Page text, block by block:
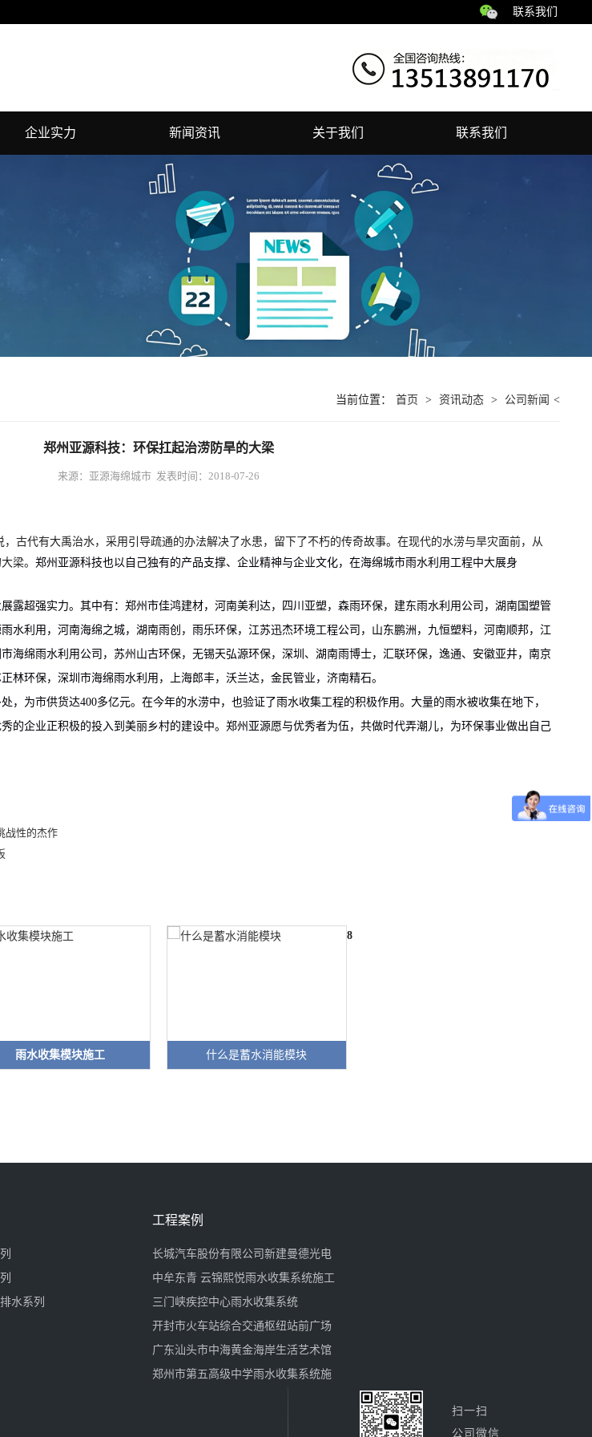
联系我们
企业实力 新闻资讯 关于我们 联系我们
当前位置： 首页 > 资讯动态 > 公司新闻 <
郑州亚源科技：环保扛起治涝防旱的大梁
来源：亚源海绵城市 发表时间：2018-07-26
有大禹治水，采用引导疏通的办法解决了水患，留下了不朽的传奇故事。在现代的水涝与旱灾面前，从
梁。 郑州亚源科技也以自己独有的产品支撑、企业精神与企业文化，在海绵城市雨水利用工程中大展身
超强实力。其中有：郑州市佳鸿建材，河南美利达，四川亚塑，森雨环保，建东雨水利用公司，湖南国塑管
水利用，河南海绵之城，湖南雨创，雨乐环保，江苏迅杰环境工程公司，山东鹏洲，九恒塑料，河南顺邦，江
海绵雨水利用公司，苏州山古环保，无锡天弘源环保，深圳、湖南雨博士，汇联环保，逸通、安徽亚井，南京
林环保，深圳市海绵雨水利用，上海郎丰，沃兰达，金民管业，济南精石。
为市供货达400多亿元。在今年的水涝中，也验证了雨水收集工程的积极作用。大量的雨水被收集在地下，
的企业正积极的投入到美丽乡村的建设中。郑州亚源愿与优秀者为伍，共做时代弄潮儿，为环保事业做出自己
战性的杰作
雨水收集模块施工 什么是蓄水消能模块
8
水系列
工程案例
长城汽车股份有限公司新建曼德光电
中牟东青 云锦熙悦雨水收集系统施工
三门峡疾控中心雨水收集系统
开封市火车站综合交通枢纽站前广场
广东汕头市中海黄金海岸生活艺术馆
郑州市第五高级中学雨水收集系统施
扫一扫
公司微信